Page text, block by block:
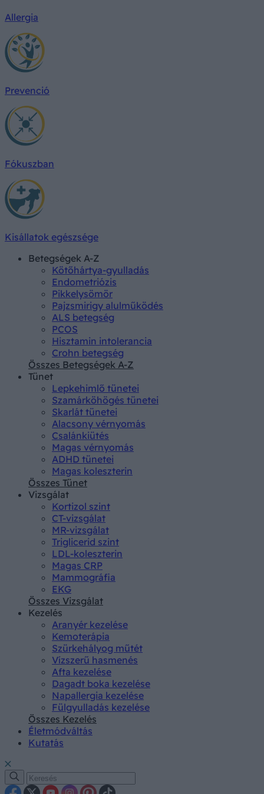
Allergia
Prevenció
Fókuszban
Kisállatok egészsége
Betegségek A-Z
Kötőhártya-gyulladás
Endometriózis
Pikkelysömör
Pajzsmirigy alulműködés
ALS betegség
PCOS
Hisztamin intolerancia
Crohn betegség
Összes Betegségek A-Z
Tünet
Lepkehimlő tünetei
Szamárköhögés tünetei
Skarlát tünetei
Alacsony vérnyomás
Csalánkiütés
Magas vérnyomás
ADHD tünetei
Magas koleszterin
Összes Tünet
Vizsgálat
Kortizol szint
CT-vizsgálat
MR-vizsgálat
Triglicerid szint
LDL-koleszterin
Magas CRP
Mammográfia
EKG
Összes Vizsgálat
Kezelés
Aranyér kezelése
Kemoterápia
Szürkehályog műtét
Vízszerű hasmenés
Afta kezelése
Dagadt boka kezelése
Napallergia kezelése
Fülgyulladás kezelése
Összes Kezelés
Életmódváltás
Kutatás